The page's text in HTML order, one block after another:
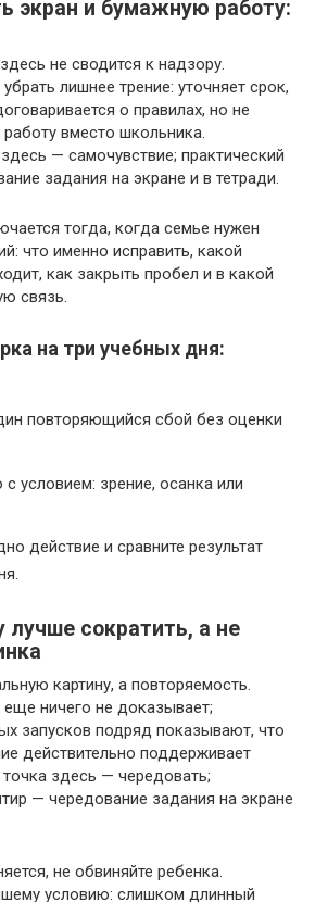
экран и бумажную работу:
не сводится к надзору.
лишнее трение: уточняет срок,
о правилах, но не
вместо школьника.
— самочувствие; практический
задания на экране и в тетради.
тогда, когда семье нужен
что именно исправить, какой
как закрыть пробел и в какой
связь.
на три учебных дня:
повторяющийся сбой без оценки
с условием: зрение, осанка или
действие и сравните результат
лучше сократить, а не
картину, а повторяемость.
ничего не доказывает;
запусков подряд показывают, что
действительно поддерживает
здесь — чередовать;
— чередование задания на экране
не обвиняйте ребенка.
условию: слишком длинный